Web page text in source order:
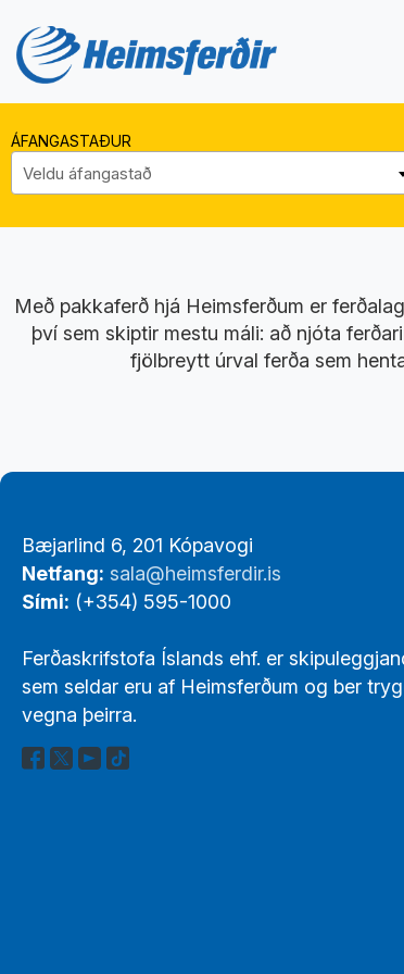
ÁFANGASTAÐUR
Veldu áfangastað
Með pakkaferð hjá Heimsferðum er
því sem skiptir mestu máli: að njóta
fjölbreytt úrval ferða sem
Links
Bæjarlind 6, 201 Kópavogi
Netfang: sala@heimsferdir.is
Sími: (+354) 595-1000
Ferðaskrifstofa Íslands ehf. er
sem seldar eru af Heimsferðum og ber
vegna þeirra.